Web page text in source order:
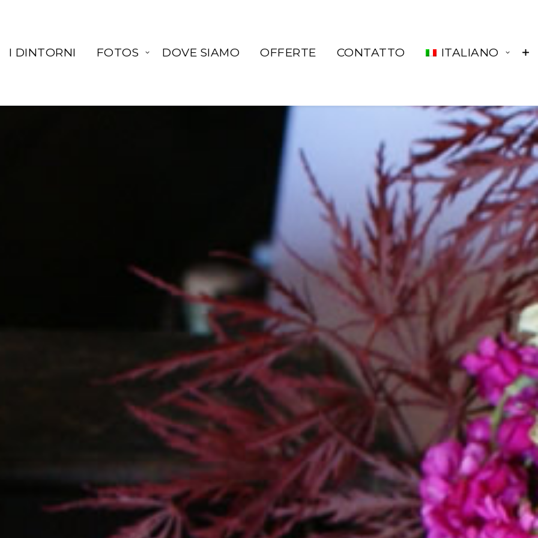
I DINTORNI FOTOS DOVE SIAMO OFFERTE CONTATTO ITALIANO
686 92 73 04
correo@lacueste.com
La Cueste 26, LLenín
33556
Cangas De Onís -
Asturias